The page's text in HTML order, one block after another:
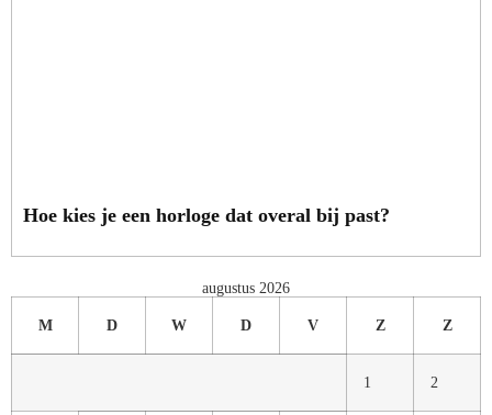
Hoe kies je een horloge dat overal bij past?
augustus 2026
M D W D V Z Z
1 2